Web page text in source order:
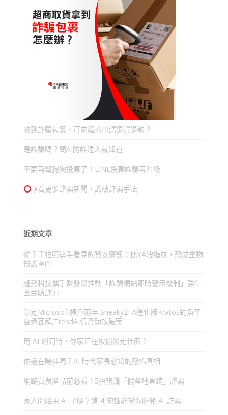
收到詐騙包裹，可向超商申請退貨退款？
是詐騙嗎？問AI防詐達人就知道
不要再幫狗狗投票了！LINE投票詐騙再升級
⟫看更多詐騙新聞，識破詐騙手法….
近期文章
從千千拍照遮手看見的資安警訊：比YA洩指紋，恐成生物
辨識罩門
趨勢科技攜手數發部推動「詐騙網站即時警示機制」強化
全民防詐力
鎖定Microsoft帳戶兩年,Sneaky2FA進化版Kratos釣魚平
台遭瓦解,TrendAI情資助攻破案
用 AI 的同時，你家正在被偷渡走什麼？
你還在曬娃嗎？AI 時代家長必知的恐怖真相
網路買農產品前必看！5招辨識「假產地直銷」詐騙
家人開始用 AI 了嗎？這 4 句話能幫你防範 AI 詐騙